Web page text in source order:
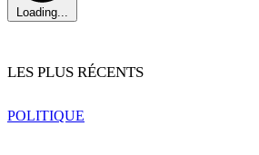
Loading...
LES PLUS RÉCENTS
POLITIQUE